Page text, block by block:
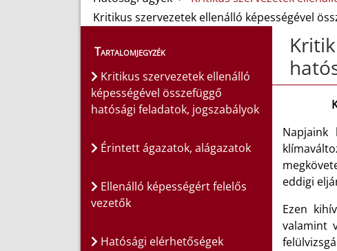
Kritikus szervezetek ellenálló képességével
Tartalomjegyzék
Kritikus szervezetek ellenálló
képességével összefüggő
hatósági feladatok, jogszabályok
Érintett ágazatok, alágazatok
Ellenálló képességért felelős
vezetők
Hatósági elérhetőségek
Napjaink
eddigi
Ezen
valamint